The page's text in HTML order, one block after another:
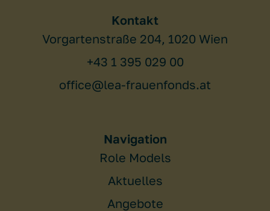
Kontakt
Vorgartenstraße 204, 1020 Wien
+43 1 395 029 00
office@lea-frauenfonds.at
Navigation
Role Models
Angebote
Aktuelles